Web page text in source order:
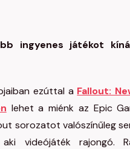
ingyenes játékot
ezúttal a Fallout:
lehet a miénk az Epic
sorozatot valószínűleg
videójáték rajongó.